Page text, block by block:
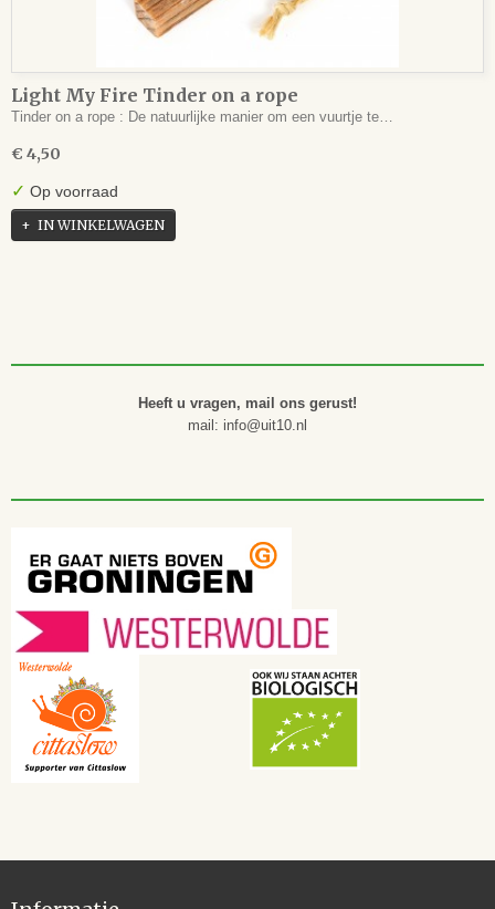
Light My Fire Tinder on a rope
Tinder on a rope : De natuurlijke manier om een vuurtje te…
€ 4,50
✓ Op voorraad
IN WINKELWAGEN
Heeft u vragen, mail ons gerust!
mail: info@uit10.nl